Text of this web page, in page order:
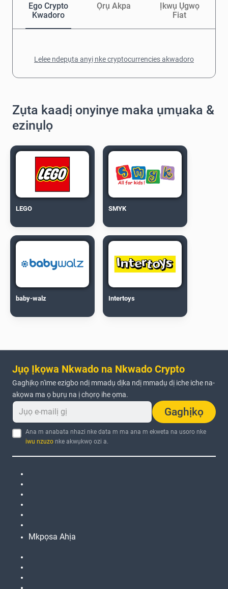
Ego Crypto
Kwadoro
Ọrụ Akpa
Ịkwụ Ụgwọ
Fiat
Lelee ndepụta anyị nke cryptocurrencies akwadoro
Zụta kaadị onyinye maka ụmụaka &
ezinụlọ
LEGO SMYK
baby-walz Intertoys
Jụọ Ịkọwa Nkwado na Nkwado Crypto
Gaghịkọ n'ime ezigbo ndị mmadụ dịka ndị mmadụ dị iche iche na-
akọwa ma ọ bụrụ na ị chọrọ ihe ọma.
Gaghịkọ
Ana m anabata nhazi nke data m ma ana m ekweta na usoro nke
iwu nzuzo nke akwụkwọ ozi a.
Mkpọsa Ahịa